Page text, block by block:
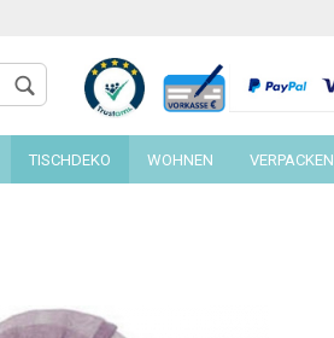
TISCHDEKO WOHNEN VERPACKEN